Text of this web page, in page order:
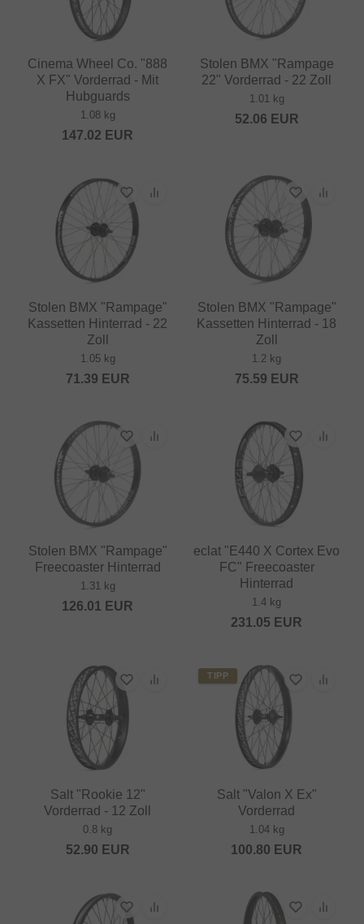
Cinema Wheel Co. "888
X FX" Vorderrad - Mit
Hubguards
1.08 kg
147.02 EUR
Stolen BMX "Rampage
22" Vorderrad - 22 Zoll
1.01 kg
52.06 EUR
Stolen BMX "Rampage"
Kassetten Hinterrad - 22
Zoll
1.05 kg
71.39 EUR
Stolen BMX "Rampage"
Kassetten Hinterrad - 18
Zoll
1.2 kg
75.59 EUR
Stolen BMX "Rampage"
Freecoaster Hinterrad
1.31 kg
126.01 EUR
eclat "E440 X Cortex Evo
FC" Freecoaster
Hinterrad
1.4 kg
231.05 EUR
Salt "Rookie 12"
Vorderrad - 12 Zoll
0.8 kg
52.90 EUR
TIPP
Salt "Valon X Ex"
Vorderrad
1.04 kg
100.80 EUR